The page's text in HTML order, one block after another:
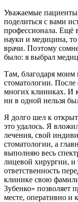
Уважаемые
поделиться с вами
профессионала. Ещё
науки и медицина,
врачи. Поэтому
было: я выбрал
Там, благодаря моим
стоматологии. После
многих клиниках. И
ни в одной нельзя
Я долго шел к
это удалось. Я
лечения, свой
стоматологии, а
выполняю весь
лицевой хирургии,
ответственность
клинике свою
Зубенко» позволяет
месте, оперативно и